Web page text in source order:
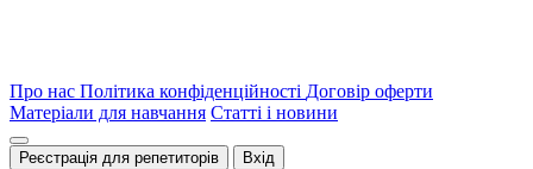
Про нас Політика конфіденційності Договір оферти
Матеріали для навчання Статті і новини
Реєстрація для репетиторів Вхід